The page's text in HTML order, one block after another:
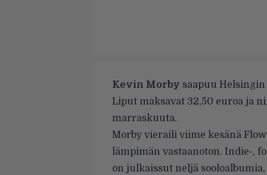
Kevin Morby saapuu
Liput maksavat 32,50 euroa ja
marraskuuta.
Morby vieraili viime kesänä
lämpimän vastaanoton. Indie-,
on julkaissut neljä